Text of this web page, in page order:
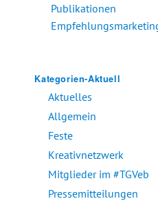
Publikationen
Kategorien-Aktuell
Aktuelles
Allgemein
Feste
Kreativnetzwerk
Mitglieder im #TGVeb
Pressemitteilungen